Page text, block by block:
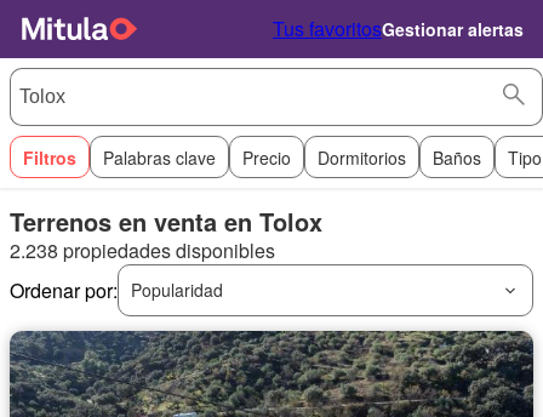
Tus favoritosGestionar alertas
Filtros Palabras clave Precio Dormitorios Baños
Terrenos en venta en Tolox
2.238 propiedades disponibles
Ordenar por:
Popularidad